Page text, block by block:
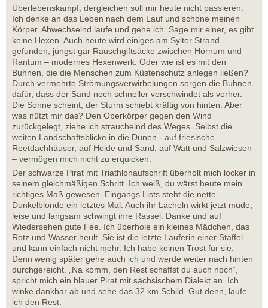
Überlebenskampf, dergleichen soll mir heute nicht passieren.
Ich denke an das Leben nach dem Lauf und schone meinen
Körper. Abwechselnd laufe und gehe ich. Sage mir einer, es gibt
keine Hexen. Auch heute wird einiges am Sylter Strand
gefunden, jüngst gar Rauschgiftsäcke zwischen Hörnum und
Rantum – modernes Hexenwerk. Oder wie ist es mit den
Buhnen, die die Menschen zum Küstenschutz anlegen ließen?
Durch vermehrte Strömungsverwirbelungen sorgen die Buhnen
dafür, dass der Sand noch schneller verschwindet als vorher.
Die Sonne scheint, der Sturm schiebt kräftig von hinten. Aber
was nützt mir das? Den Oberkörper gegen den Wind
zurückgelegt, ziehe ich strauchelnd des Weges. Selbst die
weiten Landschaftsblicke in die Dünen - auf friesische
Reetdachhäuser, auf Heide und Sand, auf Watt und Salzwiesen
– vermögen mich nicht zu erquicken.
Der schwarze Pirat mit Triathlonaufschrift überholt mich locker in
seinem gleichmäßigen Schritt. Ich weiß, du wärst heute mein
richtiges Maß gewesen. Eingangs Lists steht die nette
Dunkelblonde ein letztes Mal. Auch ihr Lächeln wirkt jetzt müde,
leise und langsam schwingt ihre Rassel. Danke und auf
Wiedersehen gute Fee. Ich überhole ein kleines Mädchen, das
Rotz und Wasser heult. Sie ist die letzte Läuferin einer Staffel
und kann einfach nicht mehr. Ich habe keinen Trost für sie.
Denn wenig später gehe auch ich und werde weiter nach hinten
durchgereicht. „Na komm, den Rest schaffst du auch noch“,
spricht mich ein blauer Pirat mit sächsischem Dialekt an. Ich
winke dankbar ab und sehe das 32 km Schild. Gut denn, laufe
ich den Rest.